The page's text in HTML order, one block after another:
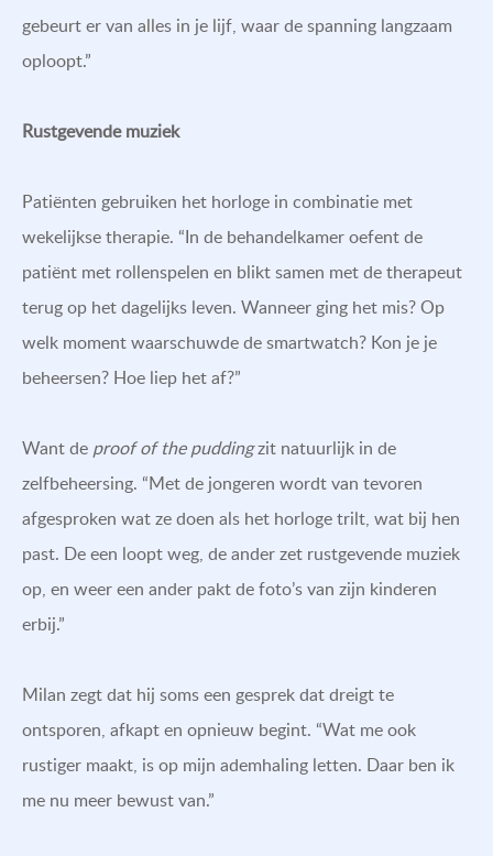
gebeurt er van alles in je lijf, waar de spanning langzaam
oploopt.”
Rustgevende muziek
Patiënten gebruiken het horloge in combinatie met
wekelijkse therapie. “In de behandelkamer oefent de
patiënt met rollenspelen en blikt samen met de therapeut
terug op het dagelijks leven. Wanneer ging het mis? Op
welk moment waarschuwde de smartwatch? Kon je je
beheersen? Hoe liep het af?”
Want de proof of the puddingzit natuurlijk in de
zelfbeheersing. “Met de jongeren wordt van tevoren
afgesproken wat ze doen als het horloge trilt, wat bij hen
past. De een loopt weg, de ander zet rustgevende muziek
op, en weer een ander pakt de foto’s van zijn kinderen
erbij.”
Milan zegt dat hij soms een gesprek dat dreigt te
ontsporen, afkapt en opnieuw begint. “Wat me ook
rustiger maakt, is op mijn ademhaling letten. Daar ben ik
me nu meer bewust van.”